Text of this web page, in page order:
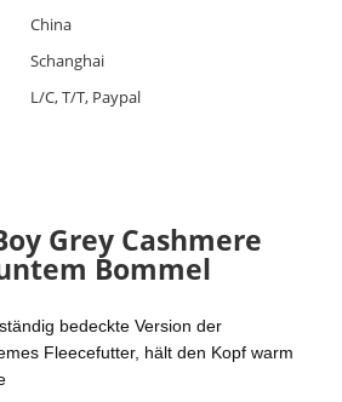
China
Schanghai
L/C, T/T, Paypal
Grey Cashmere
Bommel
bedeckte Version der
Fleecefutter, hält den Kopf warm